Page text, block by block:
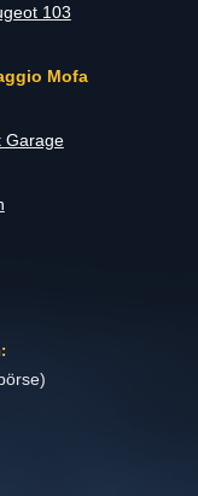
103
Mofa
Garage